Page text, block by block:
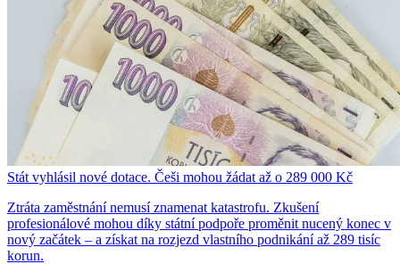
Stát vyhlásil nové dotace. Češi mohou žádat až o 289 000 Kč
Ztráta zaměstnání nemusí znamenat katastrofu. Zkušení
profesionálové mohou díky státní podpoře proměnit nucený konec v
nový začátek – a získat na rozjezd vlastního podnikání až 289 tisíc
korun.